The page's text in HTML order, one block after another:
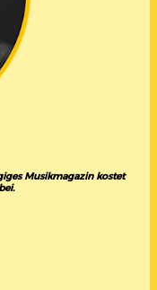
Musikmagazin kostet